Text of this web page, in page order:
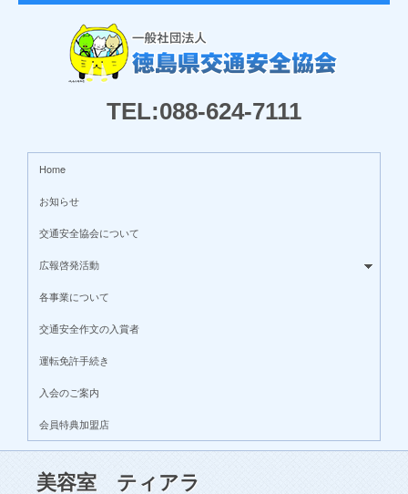
TEL:088-624-7111
Home
お知らせ
交通安全協会について
広報啓発活動
各事業について
交通安全作文の入賞者
運転免許手続き
入会のご案内
会員特典加盟店
美容室 ティアラ